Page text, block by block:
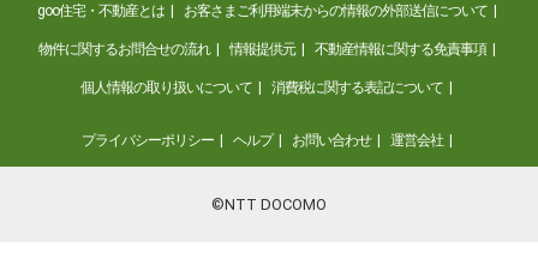
goo住宅・不動産とは お客さまご利用端末からの情報の外部送信について
物件に関するお問合せの流れ 情報提供元 不動産情報に関する免責事項
個人情報の取り扱いについて 消費税に関する表記について
プライバシーポリシー ヘルプ お問い合わせ 運営会社
©NTT DOCOMO